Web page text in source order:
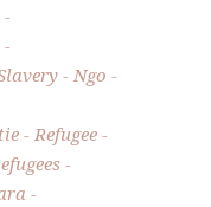
Ngo
Refugee